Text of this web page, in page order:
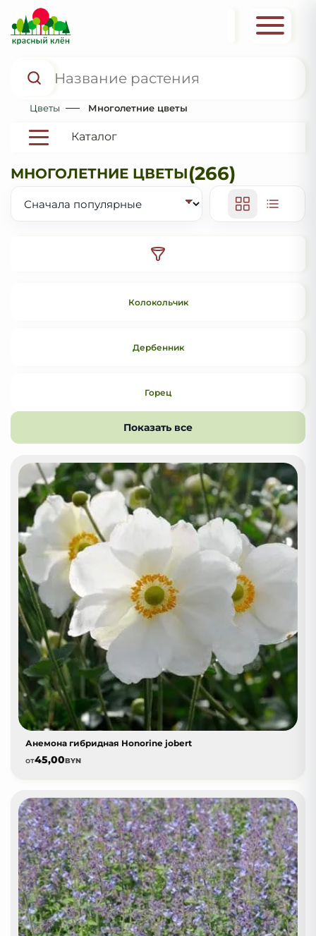
Цветы Многолетние цветы
Каталог
МНОГОЛЕТНИЕ ЦВЕТЫ(266)
Колокольчик
Дербенник
Горец
Показать все
Анемона гибридная Honorine jobert
от45,00BYN